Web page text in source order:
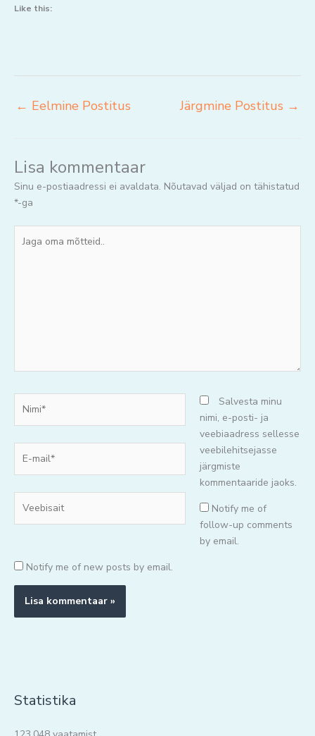
Like this:
← Eelmine Postitus Järgmine Postitus →
Lisa kommentaar
Sinu e-postiaadressi ei avaldata. Nõutavad väljad on tähistatud
*-ga
oma
mail*
Salvesta minu
nimi, e-posti- ja
veebiaadress sellesse
veebilehitsejasse
järgmiste
kommentaaride jaoks.
Notify me of
follow-up comments
by email.
Notify me of new posts by email.
Statistika